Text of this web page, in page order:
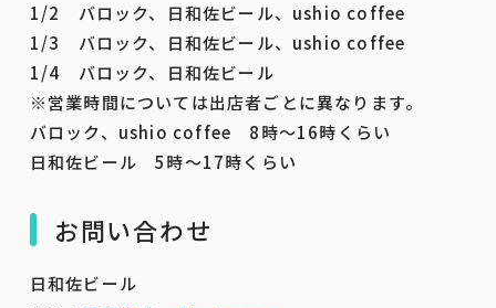
1/2 バロック、日和佐ビール、ushio coffee
1/3 バロック、日和佐ビール、ushio coffee
1/4 バロック、日和佐ビール
※営業時間については出店者ごとに異なります。
バロック、ushio coffee 8時～16時くらい
日和佐ビール 5時～17時くらい
お問い合わせ
日和佐ビール